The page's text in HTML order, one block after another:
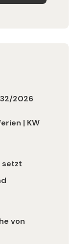
2026
| KW
setzt
von